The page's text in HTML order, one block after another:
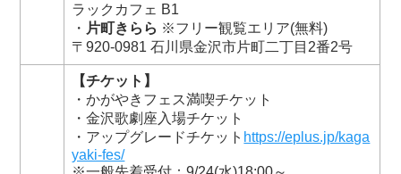
ラックカフェ B1
・ 片町きらら ※フリー観覧エリア(無料)
〒920-0981 石川県金沢市片町二丁目2番2号
【チケット】
・かがやきフェス満喫チケット
・金沢歌劇座入場チケット
・アップグレードチケット https://eplus.jp/kaga
yaki-fes/